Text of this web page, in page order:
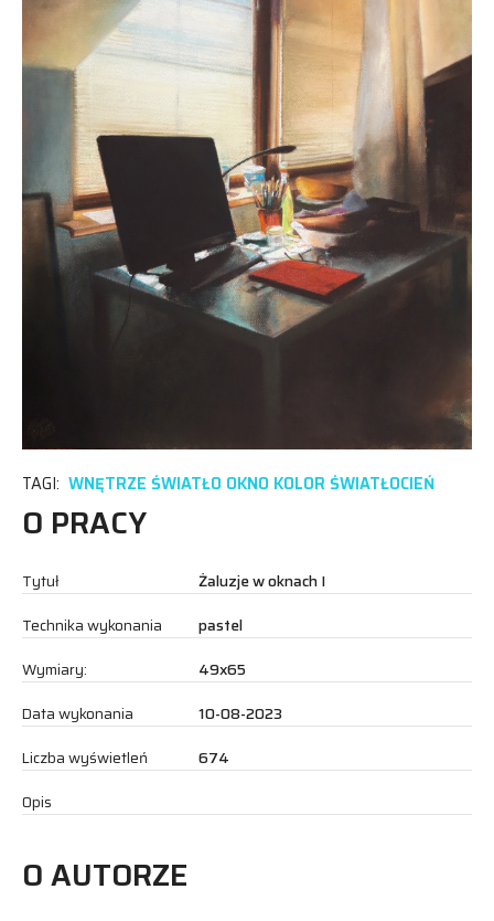
TAGI: WNĘTRZE ŚWIATŁO OKNO KOLOR ŚWIATŁOCIEŃ
O PRACY
Tytuł
Żaluzje w oknach I
Technika wykonania
pastel
Wymiary:
49x65
Data wykonania
10-08-2023
Liczba wyświetleń
674
Opis
O AUTORZE